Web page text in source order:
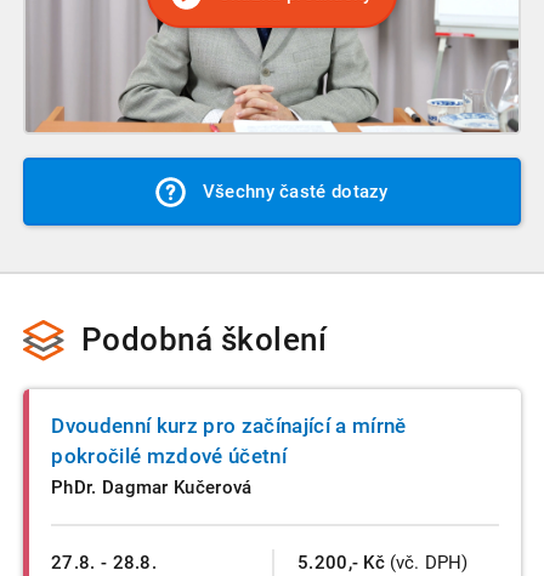
Všechny časté dotazy
Podobná školení
27.8. - 28.8.
Dvoudenní kurz pro začínající a mírně
pokročilé mzdové účetní
PhDr. Dagmar Kučerová
5.200,- Kč (vč. DPH)